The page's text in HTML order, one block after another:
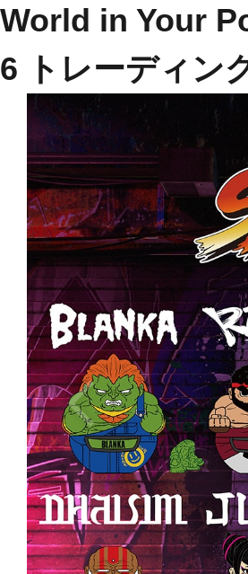
World in Your
6 トレーディン